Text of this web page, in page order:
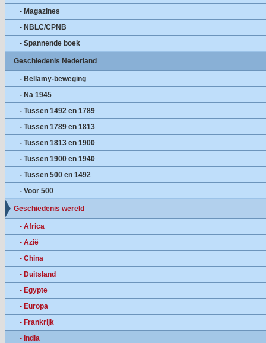
- Magazines
- NBLC/CPNB
- Spannende boek
Geschiedenis Nederland
- Bellamy-beweging
- Na 1945
- Tussen 1492 en 1789
- Tussen 1789 en 1813
- Tussen 1813 en 1900
- Tussen 1900 en 1940
- Tussen 500 en 1492
- Voor 500
Geschiedenis wereld
- Africa
- Azië
- China
- Duitsland
- Egypte
- Europa
- Frankrijk
- India